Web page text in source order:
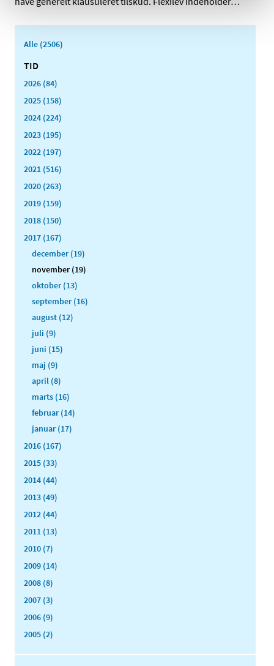
Alle (2506)
TID
2026 (84)
2025 (158)
2024 (224)
2023 (195)
2022 (197)
2021 (516)
2020 (263)
2019 (159)
2018 (150)
2017 (167)
december (19)
november (19)
oktober (13)
september (16)
august (12)
juli (9)
juni (15)
maj (9)
april (8)
marts (16)
februar (14)
januar (17)
2016 (167)
2015 (33)
2014 (44)
2013 (49)
2012 (44)
2011 (13)
2010 (7)
2009 (14)
2008 (8)
2007 (3)
2006 (9)
2005 (2)